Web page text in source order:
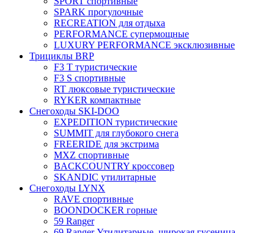
SPARK прогулочные
RECREATION для отдыха
PERFORMANCE супермощные
LUXURY PERFORMANCE эксклюзивные
Трициклы BRP
F3 T туристические
F3 S спортивные
RT люксовые туристические
RYKER компактные
Снегоходы SKI-DOO
EXPEDITION туристические
SUMMIT для глубокого снега
FREERIDE для экстрима
MXZ cпортивные
BACKCOUNTRY кроссовер
SKANDIC утилитарные
Снегоходы LYNX
RAVE спортивные
BOONDOCKER горные
59 Ranger